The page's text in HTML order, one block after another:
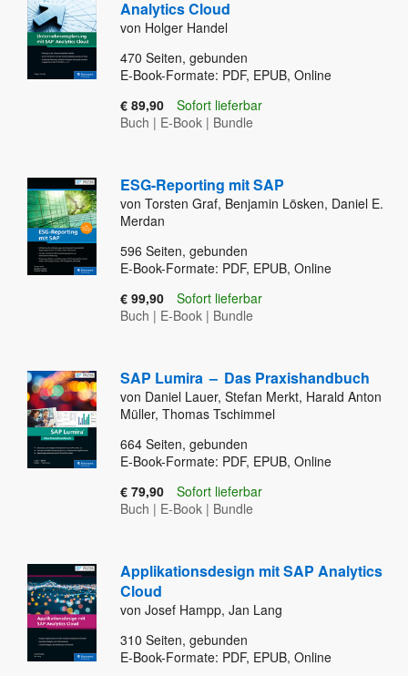
Analytics Cloud
von Holger Handel
470 Seiten, gebunden
E-Book-Formate: PDF, EPUB, Online
€ 89,90
Sofort lieferbar
Buch | E-Book | Bundle
ESG-Reporting mit SAP
von Torsten Graf, Benjamin Lösken, Daniel E.
Merdan
596 Seiten, gebunden
E-Book-Formate: PDF, EPUB, Online
€ 99,90
Sofort lieferbar
Buch | E-Book | Bundle
SAP Lumira – Das Praxishandbuch
von Daniel Lauer, Stefan Merkt, Harald Anton
Müller, Thomas Tschimmel
664 Seiten, gebunden
E-Book-Formate: PDF, EPUB, Online
€ 79,90
Sofort lieferbar
Buch | E-Book | Bundle
Applikationsdesign mit SAP Analytics
Cloud
von Josef Hampp, Jan Lang
310 Seiten, gebunden
E-Book-Formate: PDF, EPUB, Online